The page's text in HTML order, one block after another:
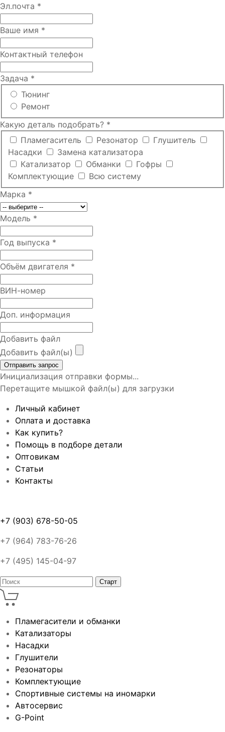
Эл.почта *
Ваше имя *
Контактный телефон
Задача *
Тюнинг
Ремонт
Какую деталь подобрать? *
Пламегаситель
Резонатор
Глушитель
Насадки
Замена катализатора
Катализатор
Обманки
Гофры
Комплектующие
Всю систему
Марка *
Модель *
Год выпуска *
Объём двигателя *
ВИН-номер
Доп. информация
Добавить файл
Добавить файл(ы)
Отправить запрос
Инициализация отправки формы...
Перетащите мышкой файл(ы) для загрузки
Личный кабинет
Оплата и доставка
Как купить?
Помощь в подборе детали
Оптовикам
Статьи
Контакты
+7 (903) 678-50-05
+7 (964) 783-76-26
+7 (495) 145-04-97
Пламегасители и обманки
Катализаторы
Насадки
Глушители
Резонаторы
Комплектующие
Спортивные системы на иномарки
Автосервис
G-Point